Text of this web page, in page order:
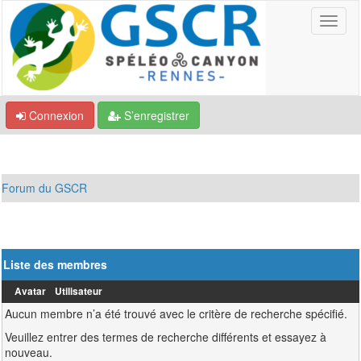
Connexion S’enregistrer
Forum du GSCR
Liste des membres
Avatar Utilisateur
Aucun membre n’a été trouvé avec le critère de recherche spécifié.
Veuillez entrer des termes de recherche différents et essayez à
nouveau.